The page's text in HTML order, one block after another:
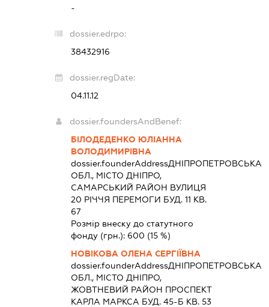
-
dossier.edrpo:
38432916
dossier.regDate:
04.11.12
dossier.foundersAndBenef:
БІЛОДЕДЕНКО ЮЛІАННА
ВОЛОДИМИРІВНА
dossier.founderAddressДНІПРОПЕТРОВСЬКА
ОБЛ., МІСТО ДНІПРО,
САМАРСЬКИЙ РАЙОН ВУЛИЦЯ
20 РІЧЧЯ ПЕРЕМОГИ БУД. 11 КВ.
67
Розмір внеску до статутного
фонду (грн.): 600 (15 %)
НОВІКОВА ОЛЕНА СЕРГІЇВНА
dossier.founderAddressДНІПРОПЕТРОВСЬКА
ОБЛ., МІСТО ДНІПРО,
ЖОВТНЕВИЙ РАЙОН ПРОСПЕКТ
КАРЛА МАРКСА БУД. 45-Б КВ. 53